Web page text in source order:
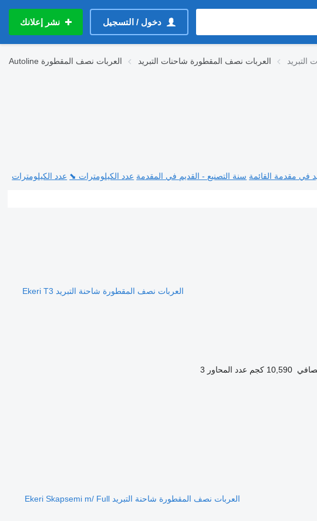
دخول / التسجيل نشر إعلانك
Autoline العربات نصف المقطورة العربات نصف المقطورة شاحنات التبريد
في مقدمة القائمة سنة التصنيع - القديم في المقدمة عدد الكيلومترات ⬊ عدد الكيلومترات
العربات نصف المقطورة شاحنة التبريد Ekeri T3
10,590 كجم عدد المحاور 3
العربات نصف المقطورة شاحنة التبريد Ekeri Skapsemi m/ Full